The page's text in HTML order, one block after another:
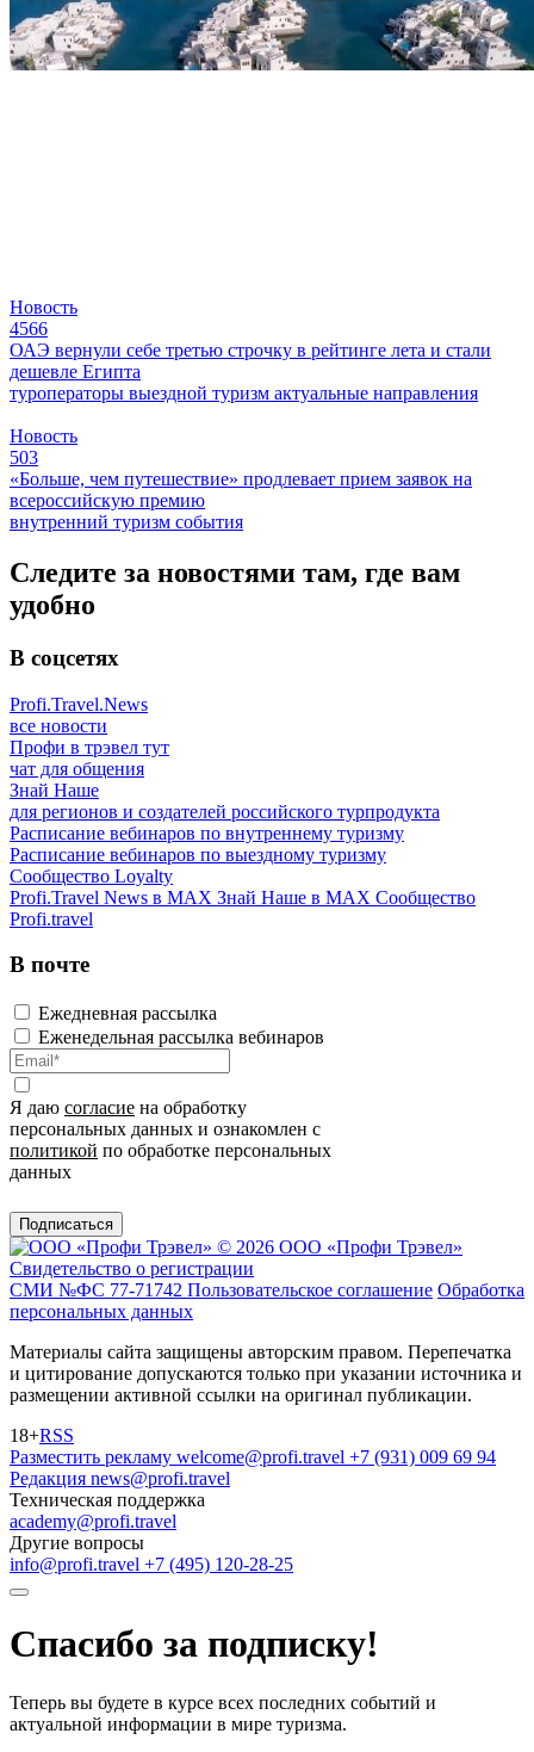
Новость
4566
ОАЭ вернули себе третью строчку в рейтинге лета и стали
дешевле Египта
туроператоры выездной туризм актуальные направления
Новость
503
«Больше, чем путешествие» продлевает прием заявок на
всероссийскую премию
внутренний туризм события
Следите за новостями там, где вам
удобно
В соцсетях
Profi.Travel.News
все новости
Профи в трэвел тут
чат для общения
Знай Наше
для регионов и создателей российского турпродукта
Расписание вебинаров по внутреннему туризму
Расписание вебинаров по выездному туризму
Сообщество Loyalty
Profi.Travel News в MAX Знай Наше в MAX Сообщество
Profi.travel
В почте
Ежедневная рассылка
Еженедельная рассылка вебинаров
Я даю согласие на обработку
персональных данных и ознакомлен с
политикой по обработке персональных
данных
Подписаться
© 2026 ООО «Профи Трэвeл»
Свидетельство о регистрации
СМИ №ФС 77-71742 Пользовательское соглашение Обработка
персональных данных
Материалы сайта защищены авторским правом. Перепечатка
и цитирование допускаются только при указании источника и
размещении активной ссылки на оригинал публикации.
18+RSS
Разместить рекламу welcome@profi.travel +7 (931) 009 69 94
Редакция news@profi.travel
Техническая поддержка
academy@profi.travel
Другие вопросы
info@profi.travel +7 (495) 120-28-25
Спасибо за подписку!
Теперь вы будете в курсе всех последних событий и
актуальной информации в мире туризма.